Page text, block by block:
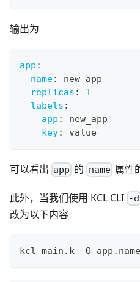
输出为
app :
name:
new_app
replicas :
1
labels :
app :
new_app
key: value
可以看出 app 的 name属性
此外，当我们使用 KCL CLI -d
改为以下内容
kcl main.k -O app.name